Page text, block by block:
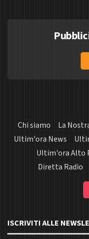
Chi siamo La
Ultim'ora News
Ultim'ora Alto
Diretta Radio
ISCRIVITI ALLE